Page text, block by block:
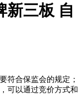
新三板 自
符合保监会的规定；
可以通过竞价方式和